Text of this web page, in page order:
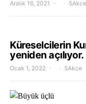
Aralık 16, 2021 5Akce
Küreselcilerin
yeniden açılıyor.
Ocak 1, 2022 5Akce